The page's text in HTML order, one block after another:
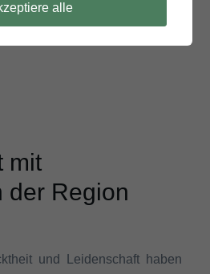
mit
der Region
und Leidenschaft haben
alle